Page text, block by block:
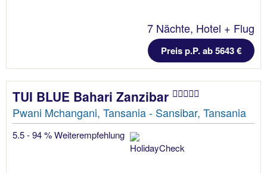
7 Nächte, Hotel + Flug
Preis p.P. ab 5643 €
TUI BLUE Bahari Zanzibar
Pwani Mchangani, Tansania - Sansibar, Tansania
5.5 - 94 % Weiterempfehlung